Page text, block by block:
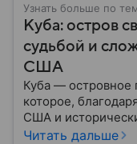
Узнать больше по
Куба: остров
судьбой и
США
Куба — островное
которое,
США и
войны, стало
Читать дальше